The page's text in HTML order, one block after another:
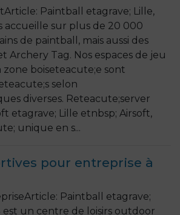
Paintball etagrave; Lille,
accueille sur plus de 20 000
de paintball, mais aussi des
Archery Tag. Nos espaces de jeu
boiseteacute;e sont
selon
diverses. Reteacute;server
etagrave; Lille etnbsp; Airsoft,
unique en s...
pour entreprise à
Paintball etagrave;
est un centre de loisirs outdoor